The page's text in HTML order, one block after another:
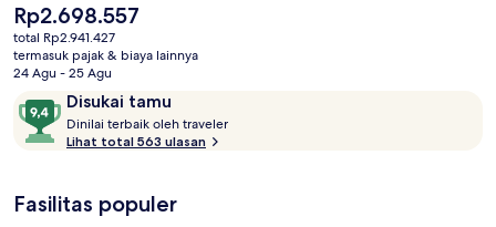
Harga
saat
ini
Rp2.698.557
Rp2.698.557
total Rp2.941.427
termasuk pajak & biaya lainnya
24 Agu - 25 Agu
Ulasan Disukai tamu
9,4
dari
10,
tamu
Dinilai terbaik oleh traveler
Lihat total 563 ulasan
Fasilitas populer